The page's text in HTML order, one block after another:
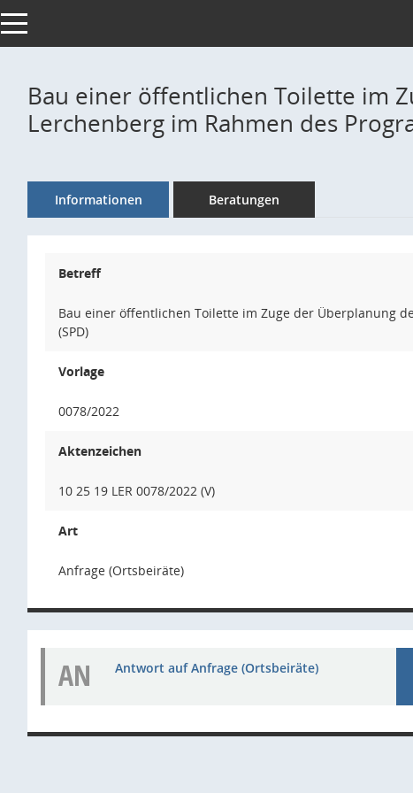
Toggle navigation
Bau einer öffentlichen Toilette im
Lerchenberg im Rahmen des
Informationen Beratungen
Betreff
Bau einer öffentlichen Toilette im Zuge der Überplanung
(SPD)
Vorlage
0078/2022
Aktenzeichen
10 25 19 LER 0078/2022 (V)
Art
Anfrage (Ortsbeiräte)
AN Antwort auf Anfrage (Ortsbeiräte)